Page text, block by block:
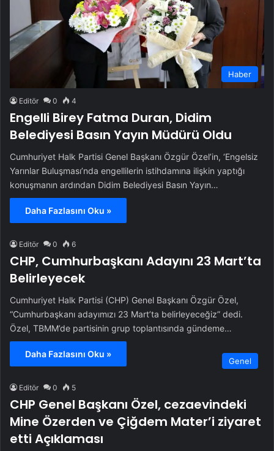
Haber
Editör 0 4
Engelli Birey Fatma Duran, Didim
Belediyesi Basın Yayın Müdürü Oldu
Cumhuriyet Halk Partisi Genel Başkanı Özgür Özel’in, ‘Engelsiz
Yarınlar Buluşması’nda engellilerin istihdamına ilişkin yaptığı
konuşmanın ardından Didim Belediyesi Basın Yayın…
Daha Fazlasını Oku »
Editör 0 6
CHP, Cumhurbaşkanı Adayını 23 Mart’ta
Belirleyecek
Cumhuriyet Halk Partisi (CHP) Genel Başkanı Özgür Özel,
“Cumhurbaşkanı adayımızı 23 Mart’ta belirleyeceğiz” dedi.
Özel, TBMM’de partisinin grup toplantısında gündeme…
Daha Fazlasını Oku »
Genel
Editör 0 5
CHP Genel Başkanı Özel, cezaevindeki
Mine Özerden ve Çiğdem Mater’i ziyaret
etti Açıklaması